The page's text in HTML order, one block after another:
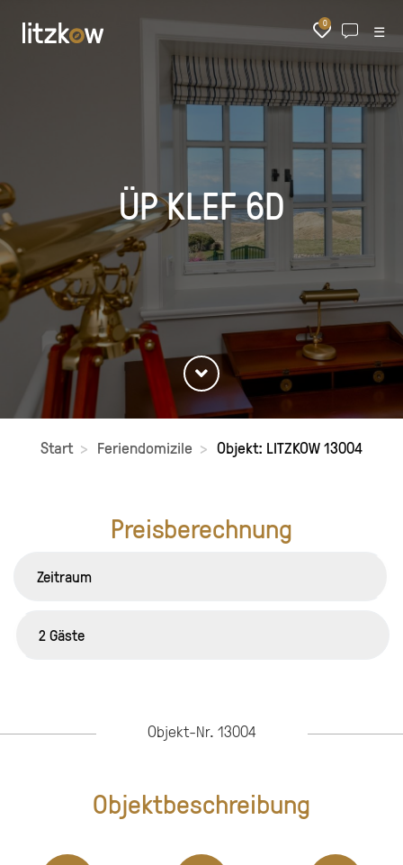
0 ☰
ÜP KLEF 6D
Start Feriendomizile Objekt: LITZKOW 13004
Preisberechnung
Objekt-Nr. 13004
Objektbeschreibung